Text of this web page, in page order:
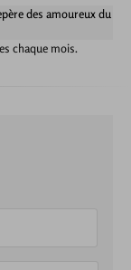
des amoureux du
chaque mois.